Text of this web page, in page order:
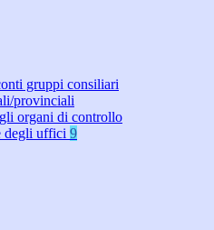
gruppi consiliari
provinciali
organi di controllo
degli uffici 9